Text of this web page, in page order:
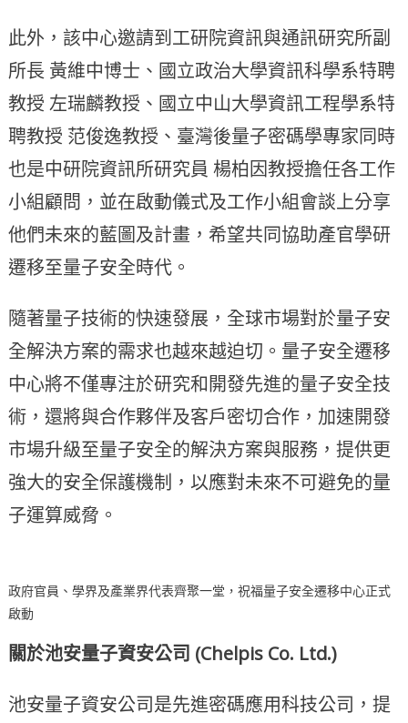
此外，該中心邀請到工研院資訊與通訊研究所副
所長 黃維中博士、國立政治大學資訊科學系特聘
教授 左瑞麟教授、國立中山大學資訊工程學系特
聘教授 范俊逸教授、臺灣後量子密碼學專家同時
也是中研院資訊所研究員 楊柏因教授擔任各工作
小組顧問，並在啟動儀式及工作小組會談上分享
他們未來的藍圖及計畫，希望共同協助產官學研
遷移至量子安全時代。
隨著量子技術的快速發展，全球市場對於量子安
全解決方案的需求也越來越迫切。量子安全遷移
中心將不僅專注於研究和開發先進的量子安全技
術，還將與合作夥伴及客戶密切合作，加速開發
市場升級至量子安全的解決方案與服務，提供更
強大的安全保護機制，以應對未來不可避免的量
子運算威脅。
政府官員、學界及產業界代表齊聚一堂，祝福量子安全遷移中心正式
啟動
關於池安量子資安公司 (Chelpis Co. Ltd.)
池安量子資安公司是先進密碼應用科技公司，提